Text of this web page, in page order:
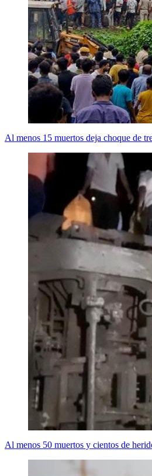
Al menos 15 muertos deja choque de
Al menos 50 muertos y cientos de